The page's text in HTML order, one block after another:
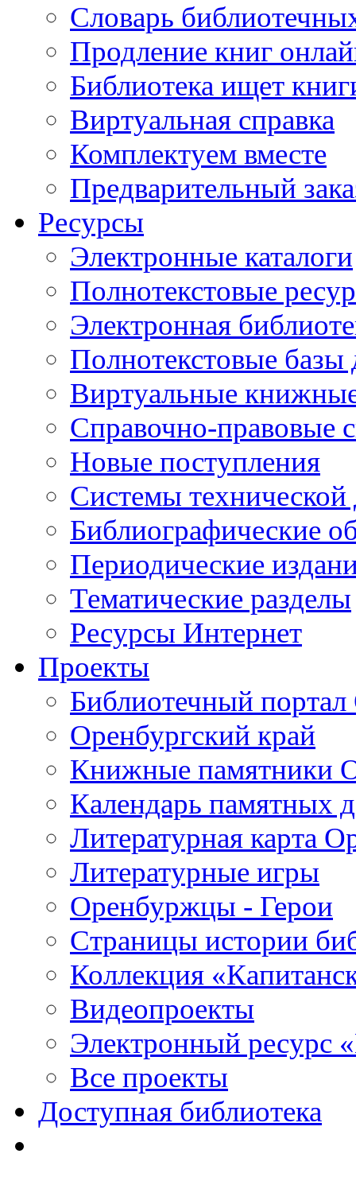
Словарь
Продление книг
Библиотека ищет
Виртуальная справка
Комплектуем вместе
Предварительный
Ресурсы
Электронные каталоги
Полнотекстовые
Электронная
Полнотекстовые
Виртуальные
Справочно-правовые
Новые поступления
Cистемы
Библиографические
Периодические
Тематические разделы
Ресурсы Интернет
Проекты
Библиотечный портал
Оренбургский край
Книжные памятники
Календарь памятных
Литературная карта
Литературные игры
Оренбуржцы - Герои
Страницы истории
Коллекция
Видеопроекты
Электронный ресурс
Все проекты
Доступная библиотека